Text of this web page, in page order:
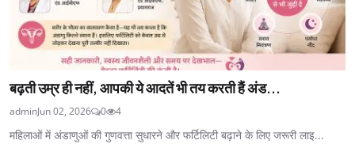
बढ़ती उम्र ही नहीं, आपकी ये आदतें भी तय करती हैं अंड...
adminJun 02, 2026 0 4
महिलाओं में अंडाणुओं की गुणवत्ता सुधारने और फर्टिलिटी बढ़ाने के लिए जरूरी लाइ...